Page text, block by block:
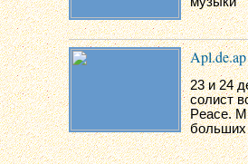
23 и 24
солист
Peace.
больших